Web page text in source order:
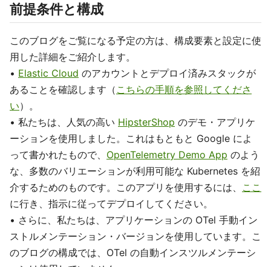
前提条件と構成
このブログをご覧になる予定の方は、構成要素と設定に使
用した詳細をご紹介します。
• Elastic Cloud のアカウントとデプロイ済みスタックが
あることを確認します（ こちらの手順を参照してくださ
い）。
• 私たちは、人気の高い HipsterShop のデモ・アプリケ
ーションを使用しました。これはもともと Google によ
って書かれたもので、 OpenTelemetry Demo App のよう
な、多数のバリエーションが利用可能な Kubernetes を紹
介するためのものです。このアプリを使用するには、 ここ
に行き、指示に従ってデプロイしてください。
• さらに、私たちは、アプリケーションの OTel 手動イン
ストルメンテーション・バージョンを使用しています。こ
のブログの構成では、OTel の自動インスツルメンテーシ